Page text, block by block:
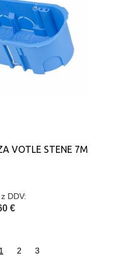
VOTLE STENE 7M
DDV:
€
1 2 3